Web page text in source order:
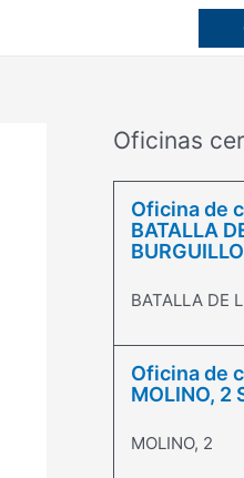
Oficinas
Oficina de
BATALLA
BATALLA DE
Oficina de
MOLINO, 2
MOLINO, 2